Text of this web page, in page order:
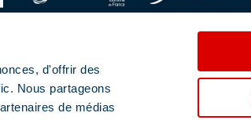
d'offrir des
Nous partageons
de médias